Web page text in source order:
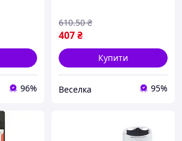
96%
407₴
610.50 ₴
Купити
Веселка 95%